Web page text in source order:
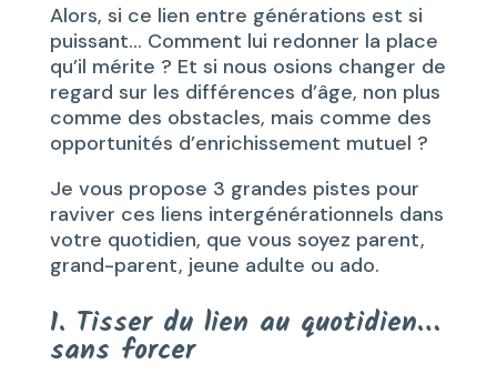
Alors, si ce lien entre générations est si
puissant… Comment lui redonner la place
qu’il mérite ? Et si nous osions changer de
regard sur les différences d’âge, non plus
comme des obstacles, mais comme des
opportunités d’enrichissement mutuel ?
Je vous propose 3 grandes pistes pour
raviver ces liens intergénérationnels dans
votre quotidien, que vous soyez parent,
grand-parent, jeune adulte ou ado.
1. Tisser du lien au quotidien…
sans forcer